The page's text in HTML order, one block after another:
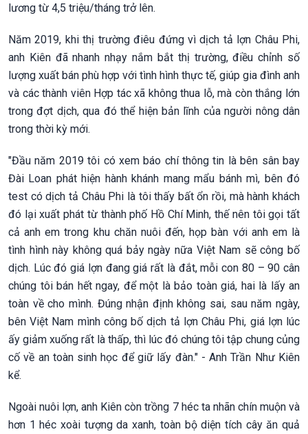
lương từ 4,5 triệu/tháng trở lên.
Năm 2019, khi thị trường điêu đứng vì dịch tả lợn Châu Phi,
anh Kiên đã nhanh nhạy nắm bắt thị trường, điều chỉnh số
lượng xuất bán phù hợp với tình hình thực tế, giúp gia đình anh
và các thành viên Hợp tác xã không thua lỗ, mà còn thắng lớn
trong đợt dịch, qua đó thể hiện bản lĩnh của người nông dân
trong thời kỳ mới.
"Đầu năm 2019 tôi có xem báo chí thông tin là bên sân bay
Đài Loan phát hiện hành khánh mang mẩu bánh mì, bên đó
test có dịch tả Châu Phi là tôi thấy bất ổn rồi, mà hành khách
đó lại xuất phát từ thành phố Hồ Chí Minh, thế nên tôi gọi tất
cả anh em trong khu chăn nuôi đến, họp bàn với anh em là
tình hình này không quá bảy ngày nữa Việt Nam sẽ công bố
dịch. Lúc đó giá lợn đang giá rất là đắt, mỗi con 80 – 90 cân
chúng tôi bán hết ngay, để một là bảo toàn giá, hai là lấy an
toàn về cho mình. Đúng nhận định không sai, sau năm ngày,
bên Việt Nam mình công bố dịch tả lợn Châu Phi, giá lợn lúc
ấy giảm xuống rất là thấp, thì lúc đó chúng tôi tập chung củng
cố về an toàn sinh học để giữ lấy đàn." - Anh Trần Như Kiên
kể.
Ngoài nuôi lợn, anh Kiên còn trồng 7 héc ta nhãn chín muộn và
hơn 1 héc xoài tượng da xanh, toàn bộ diện tích cây ăn quả